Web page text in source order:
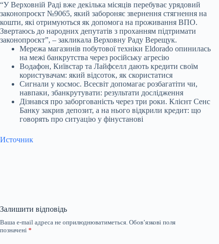
“У Верховній Раді вже декілька місяців перебуває урядовий
законопроєкт №9065, який забороняє звернення стягнення на
кошти, які отримуються як допомога на проживання ВПО.
Звертаюсь до народних депутатів з проханням підтримати
законопроєкт”, – закликала Верховну Раду Верещук.
Мережа магазинів побутової техніки Eldorado опинилась
на межі банкрутства через російську агресію
Водафон, Київстар та Лайфселл дають кредити своїм
користувачам: який відсоток, як скористатися
Сигнали у космос. Всесвіт допомагає розбагатіти чи,
навпаки, збанкрутувати: результати дослідження
Дізнався про заборгованість через три роки. Клієнт Сенс
Банку закрив депозит, а на нього відкрили кредит: що
говорять про ситуацію у фінустанові
Источник
Залишити відповідь
Ваша e-mail адреса не оприлюднюватиметься. Обов’язкові поля
позначені *